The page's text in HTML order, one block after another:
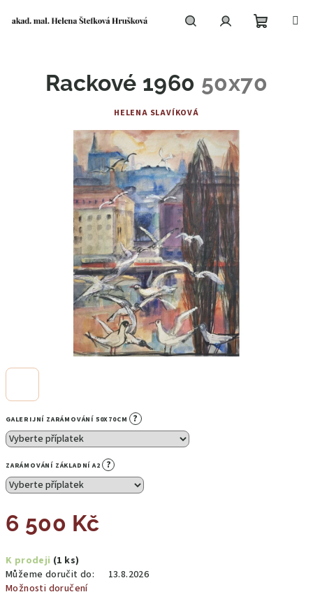
košík
GALERIJNÍ ZARÁMOVÁNÍ 50X70CM ?
ZARÁMOVÁNÍ ZÁKLADNÍ A2 ?
6 500 Kč
cena:
K prodeji (1 ks)
Můžeme doručit do:
13.8.2026
Možnosti doručení
Rackové 1960 50x70
HELENA SLAVÍKOVÁ